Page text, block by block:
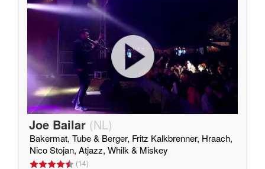
Joe Bailar (NL)
Bakermat, Tube & Berger, Fritz Kalkbrenner, Hraach,
Nico Stojan, Atjazz, Whilk & Miskey
(14)